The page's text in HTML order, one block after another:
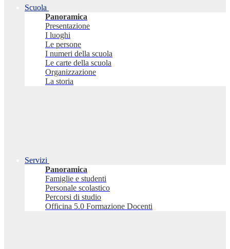
Scuola
Panoramica
Presentazione
I luoghi
Le persone
I numeri della scuola
Le carte della scuola
Organizzazione
La storia
Servizi
Panoramica
Famiglie e studenti
Personale scolastico
Percorsi di studio
Officina 5.0 Formazione Docenti